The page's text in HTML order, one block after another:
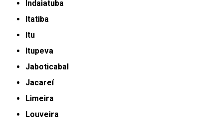
Indaiatuba
Itatiba
Itu
Itupeva
Jaboticabal
Jacareí
Limeira
Louveira